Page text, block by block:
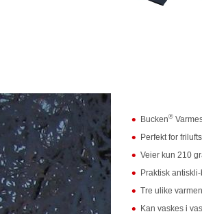
Bucken®
Perfekt for
Veier kun 210
Praktisk
Tre ulike
Kan vaskes i